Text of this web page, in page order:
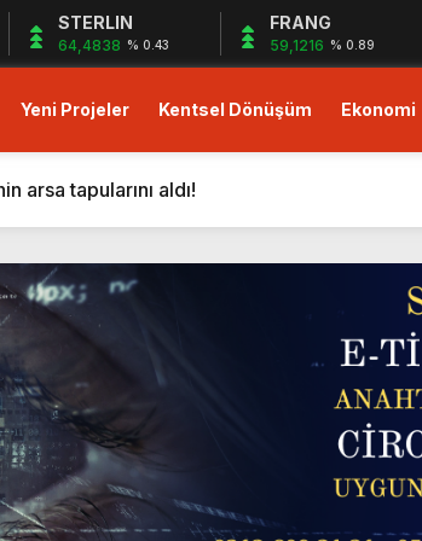
STERLIN
64,4838 % 0.43
FRANG
59,1216 % 0.89
Yeni Projeler Kentsel Dönüşüm Ekonomi
48 ay vade imkanı!
Soft World ile Karın yüzde 25’i Gazzeye
arsa tapularını aldı!
başlıyor! ÖİB arazisine 223 konutluk yeni
yeni proje! Bingazi’ye otel ve 12 villa
Yeni proje!
2024 kampanyası başladı: Yüzde 10+yüzde
5 indirim avantajı!
18 ay vade fırsatı! Hemen oturuma hazır
projesinde peşin ödemelerde yüzde
48 ay vade imkanı!